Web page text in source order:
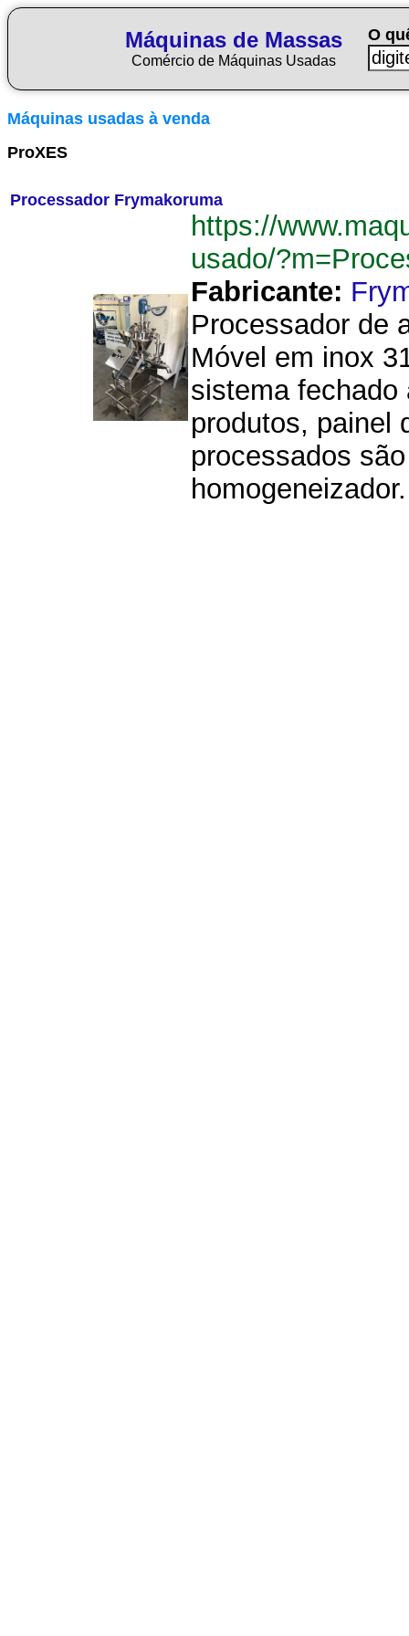
Máquinas de Massas
Comércio de Máquinas Usadas
O
Máquinas usadas à venda
ProXES
Processador Frymakoruma
https://
usado/
Fabricante:
Processador de
Móvel em inox
sistema fechado
produtos, painel
processados